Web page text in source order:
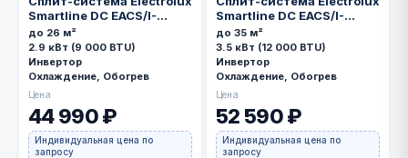
Smartline DC EACS/I-
09HSM/N8_V3
инверторная
до 26 м²
2.9 кВт (9 000 BTU)
Инвертор
Охлаждение, Обогрев
Цена
44 990 ₽
Индивидуальная цена по
запросу
Smartline DC EACS/I-
12HSM/N8_V3
до 35 м²
3.5 кВт (12 000 BTU)
Инвертор
Охлаждение, Обогрев
Цена
52 590 ₽
Индивидуальная цена по
запросу